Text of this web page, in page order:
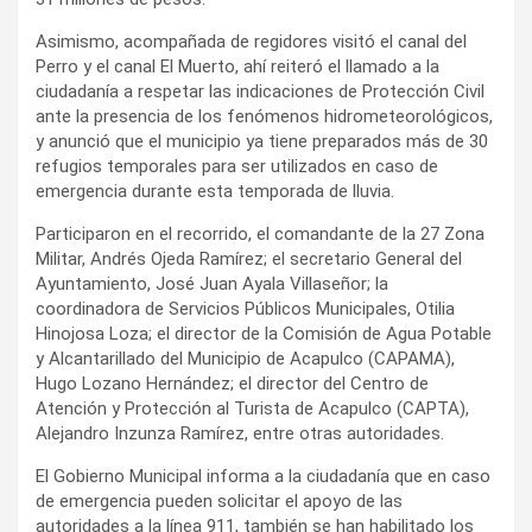
Asimismo, acompañada de regidores visitó el canal del
Perro y el canal El Muerto, ahí reiteró el llamado a la
ciudadanía a respetar las indicaciones de Protección Civil
ante la presencia de los fenómenos hidrometeorológicos,
y anunció que el municipio ya tiene preparados más de 30
refugios temporales para ser utilizados en caso de
emergencia durante esta temporada de lluvia.
Participaron en el recorrido, el comandante de la 27 Zona
Militar, Andrés Ojeda Ramírez; el secretario General del
Ayuntamiento, José Juan Ayala Villaseñor; la
coordinadora de Servicios Públicos Municipales, Otilia
Hinojosa Loza; el director de la Comisión de Agua Potable
y Alcantarillado del Municipio de Acapulco (CAPAMA),
Hugo Lozano Hernández; el director del Centro de
Atención y Protección al Turista de Acapulco (CAPTA),
Alejandro Inzunza Ramírez, entre otras autoridades.
El Gobierno Municipal informa a la ciudadanía que en caso
de emergencia pueden solicitar el apoyo de las
autoridades a la línea 911, también se han habilitado los